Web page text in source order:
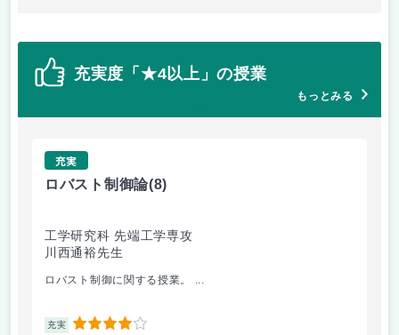
充実度「★4以上」の授業
もっとみる
充実
ロバスト制御論(8)
工学研究科 先端工学専攻
川西通裕先生
ロバスト制御に関する授業。 ...
充実 4